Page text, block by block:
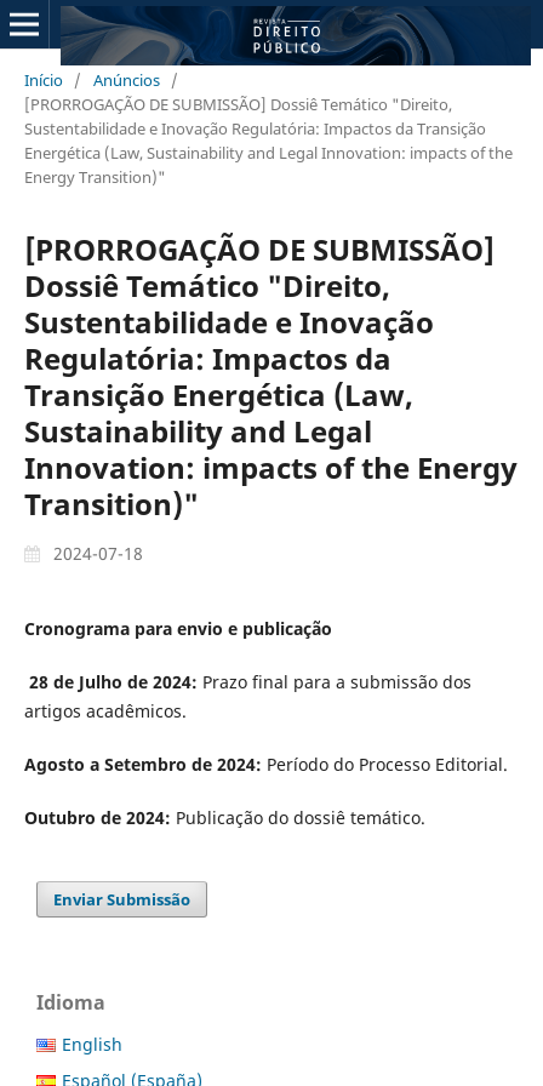
Início / Anúncios /
[PRORROGAÇÃO DE SUBMISSÃO] Dossiê Temático "Direito,
Sustentabilidade e Inovação Regulatória: Impactos da Transição
Energética (Law, Sustainability and Legal Innovation: impacts of the
Energy Transition)"
[PRORROGAÇÃO DE SUBMISSÃO]
Dossiê Temático "Direito,
Sustentabilidade e Inovação
Regulatória: Impactos da
Transição Energética (Law,
Sustainability and Legal
Innovation: impacts of the Energy
Transition)"
2024-07-18
Cronograma para envio e publicação
28 de Julho de 2024: Prazo final para a submissão dos
artigos acadêmicos.
Agosto a Setembro de 2024: Período do Processo Editorial.
Outubro de 2024: Publicação do dossiê temático.
Enviar Submissão
Idioma
English
Español (España)